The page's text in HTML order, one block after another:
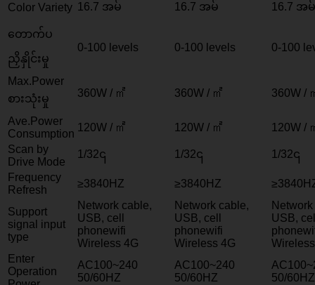
Color Variety 16.7 အမ် 16.7 အမ် 16.7 အမ်
တောက်ပ
ညှိနှိုင်းမှု
0-100 levels 0-100 levels 0-100
Max.Power
စားသုံးမှု
360W / ㎡ 360W / ㎡ 360W /
Ave.Power
Consumption
120W / ㎡ 120W / ㎡
120W /
Scan by
Drive Mode
1/32၎ 1/32၎
1/32၎
Frequency
Refresh
≥3840HZ ≥3840HZ
Support
signal input
type
Network cable,
USB, cell
phonewifi
Wireless 4G
Network cable,
USB, cell
phonewifi
Wireless 4G
USB,
Enter
Operation
AC100~240
50/60HZ
AC100~240
50/60HZ
50/60HZ